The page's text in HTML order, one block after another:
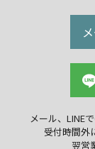
メール、LINE
受付時間外
翌営